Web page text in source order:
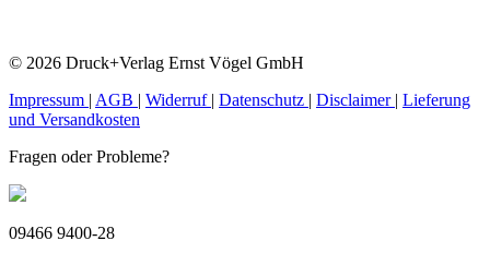
© 2026 Druck+Verlag Ernst Vögel GmbH
Impressum | AGB | Widerruf | Datenschutz | Disclaimer | Lieferung
und Versandkosten
Fragen oder Probleme?
09466 9400-28